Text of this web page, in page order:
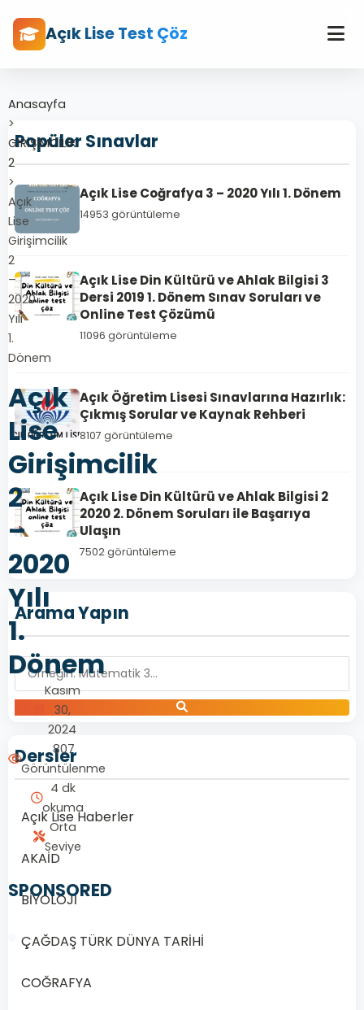
Açık Lise Test Çöz
Anasayfa
>
GİRİŞİMCİLİK
2
>
Açık
Lise
Girişimcilik
2
–
2020
Yılı
1.
Dönem
Açık
Lise
Girişimcilik
2
–
2020
Yılı
1.
Dönem
Kasım
30,
2024
807
Görüntülenme
4 dk
okuma
Orta
Seviye
SPONSORED
Popüler Sınavlar
Açık Lise Coğrafya 3 – 2020 Yılı 1. Dönem
14953 görüntüleme
Açık Lise Din Kültürü ve Ahlak Bilgisi 3
Dersi 2019 1. Dönem Sınav Soruları ve
Online Test Çözümü
11096 görüntüleme
Açık Öğretim Lisesi Sınavlarına Hazırlık:
Çıkmış Sorular ve Kaynak Rehberi
8107 görüntüleme
Açık Lise Din Kültürü ve Ahlak Bilgisi 2
2020 2. Dönem Soruları ile Başarıya
Ulaşın
7502 görüntüleme
Arama Yapın
Dersler
Açık Lise Haberler
AKAİD
BİYOLOJİ
ÇAĞDAŞ TÜRK DÜNYA TARİHİ
COĞRAFYA